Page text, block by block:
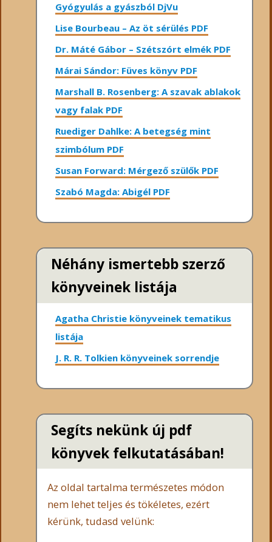
Gyógyulás a gyászból DjVu
Lise Bourbeau – Az öt sérülés PDF
Dr. Máté Gábor – Szétszórt elmék PDF
Márai Sándor: Füves könyv PDF
Marshall B. Rosenberg: A szavak ablakok
vagy falak PDF
Ruediger Dahlke: A betegség mint
szimbólum PDF
Susan Forward: Mérgező szülők PDF
Szabó Magda: Abigél PDF
Néhány ismertebb szerző
könyveinek listája
Agatha Christie könyveinek tematikus
listája
J. R. R. Tolkien könyveinek sorrendje
Segíts nekünk új pdf
könyvek felkutatásában!
Az oldal tartalma természetes módon
nem lehet teljes és tökéletes, ezért
kérünk, tudasd velünk: